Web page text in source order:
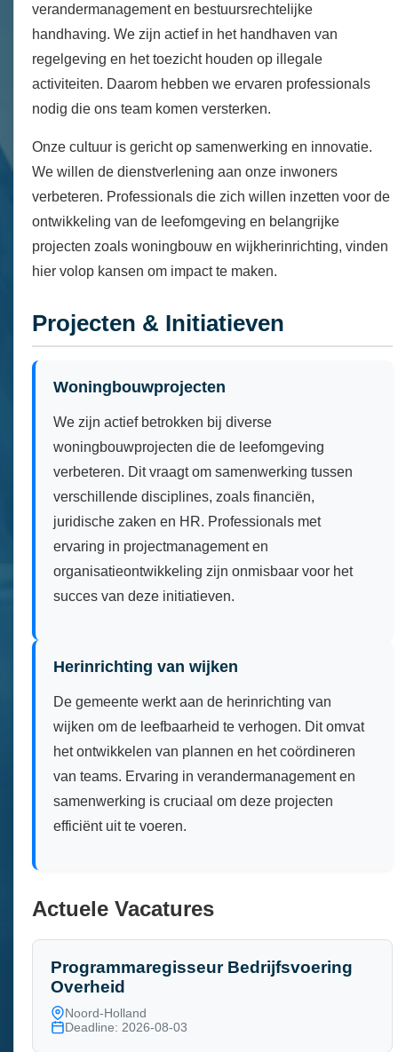
verandermanagement en bestuursrechtelijke
handhaving. We zijn actief in het handhaven van
regelgeving en het toezicht houden op illegale
activiteiten. Daarom hebben we ervaren professionals
nodig die ons team komen versterken.
Onze cultuur is gericht op samenwerking en innovatie.
We willen de dienstverlening aan onze inwoners
verbeteren. Professionals die zich willen inzetten voor de
ontwikkeling van de leefomgeving en belangrijke
projecten zoals woningbouw en wijkherinrichting, vinden
hier volop kansen om impact te maken.
Projecten & Initiatieven
Woningbouwprojecten
We zijn actief betrokken bij diverse
woningbouwprojecten die de leefomgeving
verbeteren. Dit vraagt om samenwerking tussen
verschillende disciplines, zoals financiën,
juridische zaken en HR. Professionals met
ervaring in projectmanagement en
organisatieontwikkeling zijn onmisbaar voor het
succes van deze initiatieven.
Herinrichting van wijken
De gemeente werkt aan de herinrichting van
wijken om de leefbaarheid te verhogen. Dit omvat
het ontwikkelen van plannen en het coördineren
van teams. Ervaring in verandermanagement en
samenwerking is cruciaal om deze projecten
efficiënt uit te voeren.
Actuele Vacatures
Programmaregisseur Bedrijfsvoering
Overheid
Noord-Holland
Deadline: 2026-08-03